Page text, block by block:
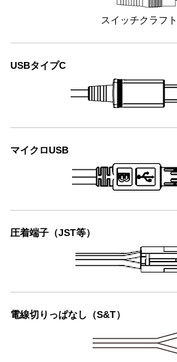
スイッチクラフト
USBタイプC
マイクロUSB
圧着端子 （JST等）
電線切りっぱなし （S&T）